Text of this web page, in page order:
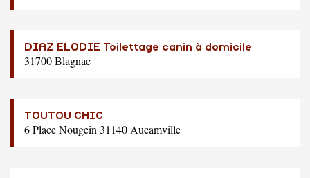
DIAZ ELODIE Toilettage canin à domicile
31700 Blagnac
TOUTOU CHIC
6 Place Nougein 31140 Aucamville